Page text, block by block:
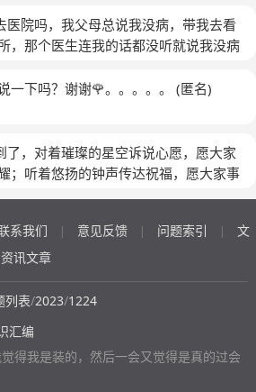
题，甚至还会怀疑医生的检查结果是不
办？我是不是有什么心理疾病？
医院吗，我父母总说我没病，带我去看
，那个医生连我的话都没听就说我没病
一下吗？谢谢🌹。。。。。 (匿名)
了，对着璀璨的星空诉说心愿，愿大家
；听着悠扬的钟声传达祝福，愿大家事
人，不可崇洋媚外
系我们 | 意见反馈 | 问题索引 |
文
资讯文章
列表/2023/1224
汇编
得我是装的，然后一会又觉得是真的过会